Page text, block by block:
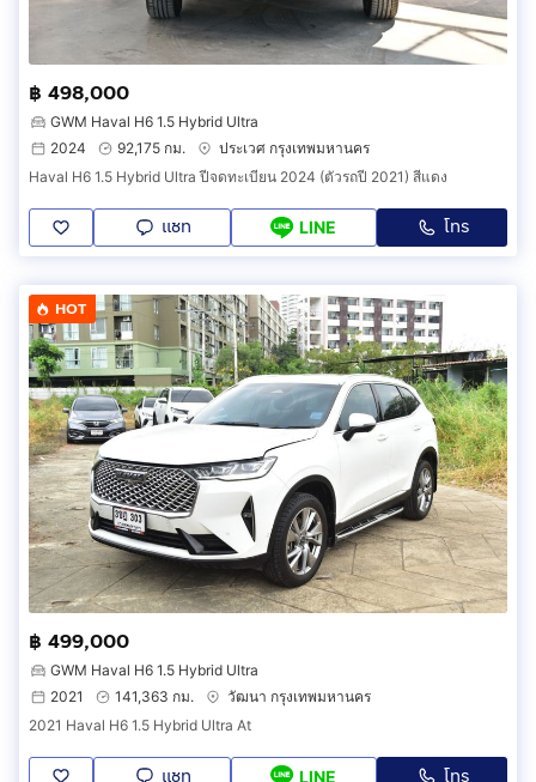
฿ 498,000
GWM Haval H6 1.5 Hybrid Ultra
2024
92,175 กม.
ประเวศ กรุงเทพมหานคร
Haval H6 1.5 Hybrid Ultra ปีจดทะเบียน 2024 (ตัวรถปี 2021) สีแดง
แชท LINE โทร
HOT
฿ 499,000
GWM Haval H6 1.5 Hybrid Ultra
2021
141,363 กม.
วัฒนา กรุงเทพมหานคร
2021 Haval H6 1.5 Hybrid Ultra At
แชท LINE โทร